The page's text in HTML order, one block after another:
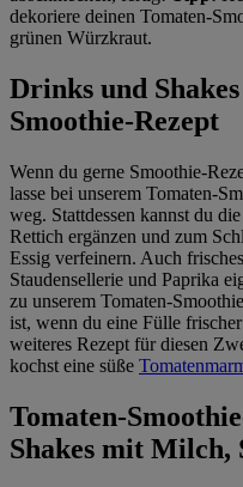
dekoriere deinen Tomaten-
grünen Würzkraut.
Drinks und
Smoothie-Rezept
Wenn du gerne Smoothie-
lasse bei unserem Tomaten-
weg. Stattdessen kannst du
Rettich ergänzen und zum
Essig verfeinern. Auch
Staudensellerie und Paprika
zu unserem Tomaten-
ist, wenn du eine Fülle frischer
weiteres Rezept für diesen
kochst eine süße
Tomaten-
Shakes mit Milch,
imImpressum